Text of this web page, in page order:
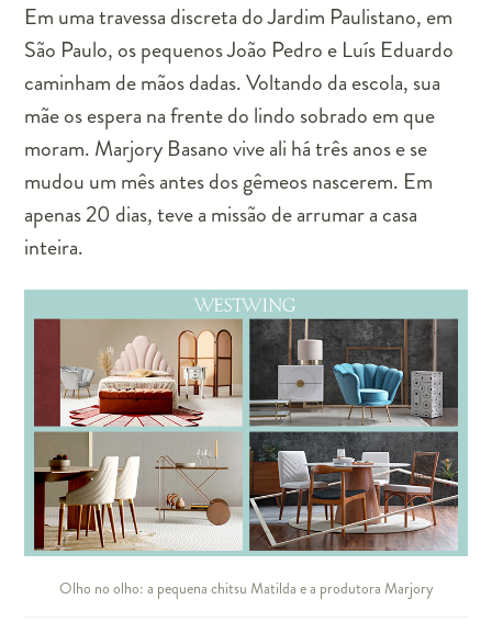
Em uma travessa discreta do Jardim Paulistano, em
São Paulo, os pequenos João Pedro e Luís Eduardo
caminham de mãos dadas. Voltando da escola, sua
mãe os espera na frente do lindo sobrado em que
moram. Marjory Basano vive ali há três anos e se
mudou um mês antes dos gêmeos nascerem. Em
apenas 20 dias, teve a missão de arrumar a casa
inteira.
Olho no olho: a pequena chitsu Matilda e a produtora Marjory